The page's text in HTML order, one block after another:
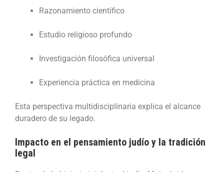
Razonamiento científico
Estudio religioso profundo
Investigación filosófica universal
Experiencia práctica en medicina
Esta perspectiva multidisciplinaria explica el alcance
duradero de su legado.
Impacto en el pensamiento judío y la tradición
legal